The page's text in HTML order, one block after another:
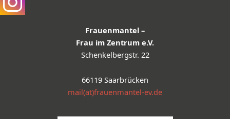
Frauenmantel –
Frau im Zentrum e.V.
Schenkelbergstr. 22
66119 Saarbrücken
mail(at)frauenmantel-ev.de